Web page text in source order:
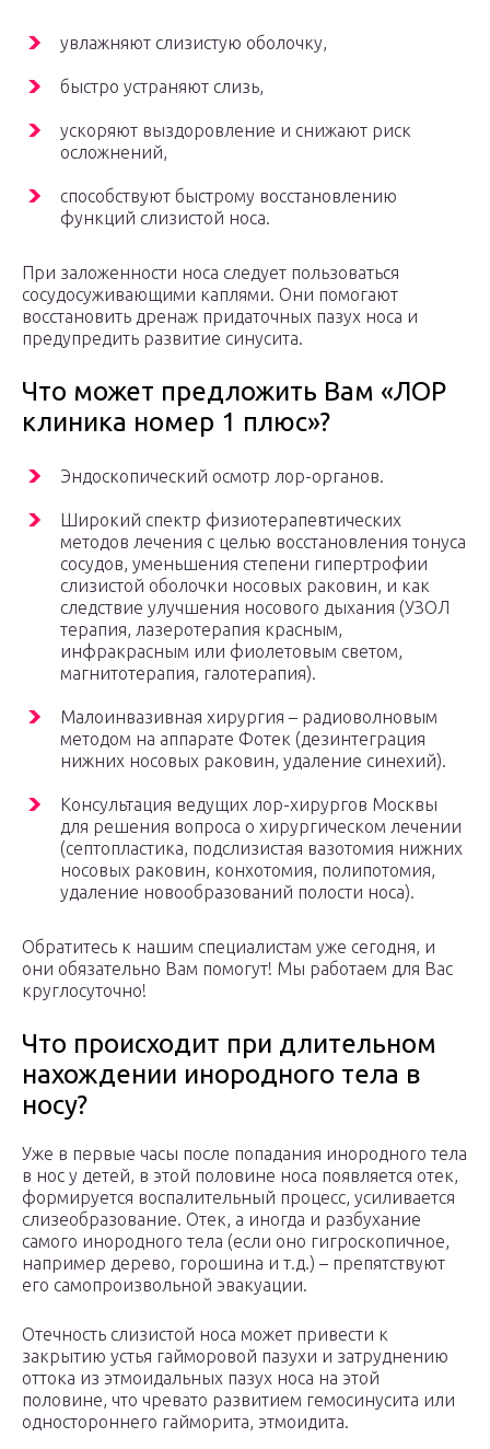
увлажняют слизистую оболочку,
быстро устраняют слизь,
ускоряют выздоровление и снижают риск
осложнений,
способствуют быстрому восстановлению
функций слизистой носа.
При заложенности носа следует пользоваться
сосудосуживающими каплями. Они помогают
восстановить дренаж придаточных пазух носа и
предупредить развитие синусита.
Что может предложить Вам «ЛОР
клиника номер 1 плюс»?
Эндоскопический осмотр лор-органов.
Широкий спектр физиотерапевтических
методов лечения с целью восстановления тонуса
сосудов, уменьшения степени гипертрофии
слизистой оболочки носовых раковин, и как
следствие улучшения носового дыхания (УЗОЛ
терапия, лазеротерапия красным,
инфракрасным или фиолетовым светом,
магнитотерапия, галотерапия).
Малоинвазивная хирургия – радиоволновым
методом на аппарате Фотек (дезинтеграция
нижних носовых раковин, удаление синехий).
Консультация ведущих лор-хирургов Москвы
для решения вопроса о хирургическом лечении
(септопластика, подслизистая вазотомия нижних
носовых раковин, конхотомия, полипотомия,
удаление новообразований полости носа).
Обратитесь к нашим специалистам уже сегодня, и
они обязательно Вам помогут! Мы работаем для Вас
круглосуточно!
Что происходит при длительном
нахождении инородного тела в
носу?
Уже в первые часы после попадания инородного тела
в нос у детей, в этой половине носа появляется отек,
формируется воспалительный процесс, усиливается
слизеобразование. Отек, а иногда и разбухание
самого инородного тела (если оно гигроскопичное,
например дерево, горошина и т.д.) – препятствуют
его самопроизвольной эвакуации.
Отечность слизистой носа может привести к
закрытию устья гайморовой пазухи и затруднению
оттока из этмоидальных пазух носа на этой
половине, что чревато развитием гемосинусита или
одностороннего гайморита, этмоидита.